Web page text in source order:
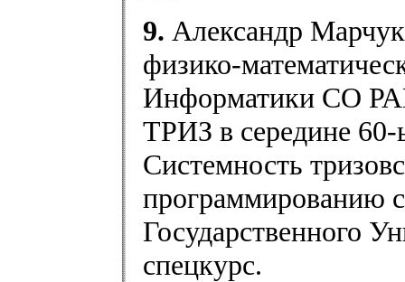
9. Александр
физико-
Информатики СО
ТРИЗ в середине
Системность
программированию
Государственного
спецкурс.